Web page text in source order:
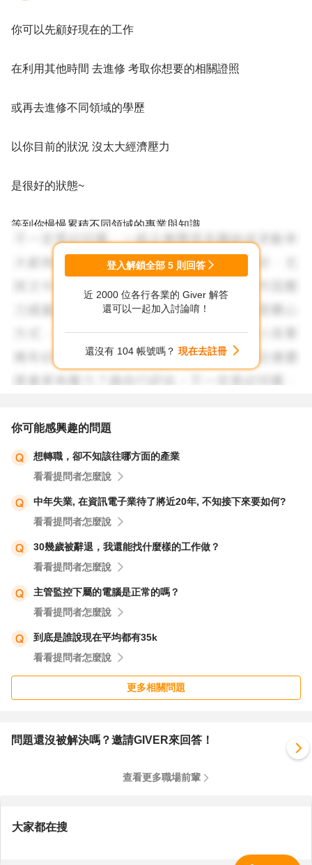
你可以先顧好現在的工作
在利用其他時間 去進修 考取你想要的相關證照
或再去進修不同領域的學歷
以你目前的狀況 沒太大經濟壓力
是很好的狀態~
等到你慢慢累積不同領域的專業與知識
想要再跨領域 都不是問題~
英文能力不錯的 其實可以結合的領域很多~~
登入解鎖全部 5 則回答
近 2000 位各行各業的 Giver 解答
還可以一起加入討論唷！
還沒有 104 帳號嗎？ 現在去註冊
你可能感興趣的問題
想轉職，卻不知該往哪方面的產業
看看提問者怎麼說
中年失業, 在資訊電子業待了將近20年, 不知接下來要如何?
看看提問者怎麼說
30幾歲被辭退，我還能找什麼樣的工作做？
看看提問者怎麼說
主管監控下屬的電腦是正常的嗎？
看看提問者怎麼說
到底是誰說現在平均都有35k
看看提問者怎麼說
更多相關問題
問題還沒被解決嗎？邀請GIVER來回答！
查看更多職場前輩
大家都在搜